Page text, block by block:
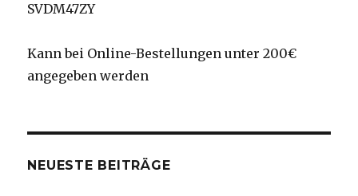
SVDM47ZY
Kann bei Online-Bestellungen unter 200€
angegeben werden
NEUESTE BEITRÄGE